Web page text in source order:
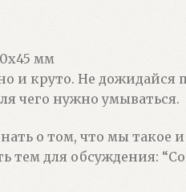
мм
и круто. Не дожидайся
чего нужно умываться.
о том, что мы такое
тем для обсуждения: